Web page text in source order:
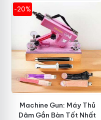
-20%
Machine Gun: Máy Thủ
Dâm Gắn Bàn Tốt Nhất